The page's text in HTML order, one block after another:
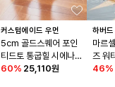
커스텀에이드 우먼
5cm 골드스퀘어 포인
티드토 통굽힐 시에나(C
W0016)
60% 25,110원
하버
마르
즈 워
46%